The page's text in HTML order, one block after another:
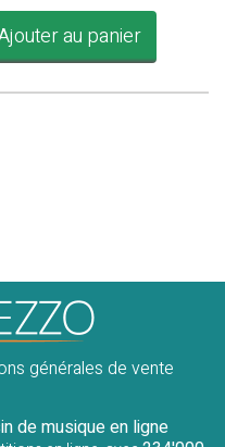
au panier
générales de vente
de musique en ligne